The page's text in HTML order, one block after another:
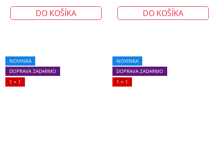
DO KOŠÍKA DO KOŠÍKA
NOVINKA
DOPRAVA ZADARMO
1 + 1
NOVINKA
DOPRAVA ZADARMO
1 + 1